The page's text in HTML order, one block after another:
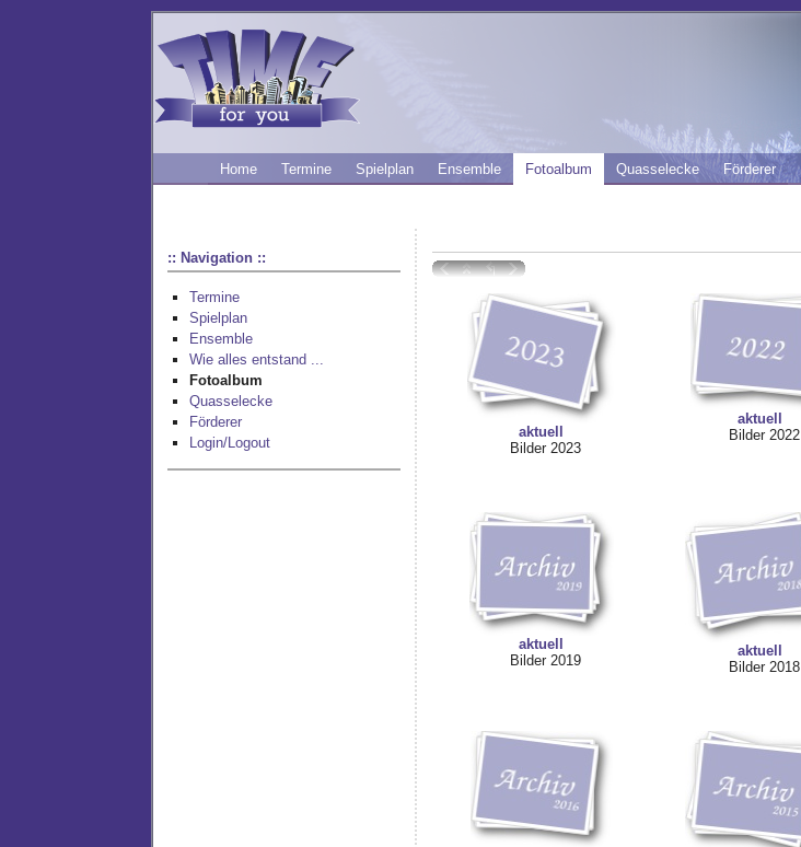
Home Termine Spielplan Ensemble Fotoalbum Quasselecke Förderer
:: Navigation ::
Termine
Spielplan
Ensemble
Wie alles entstand ...
Fotoalbum
Quasselecke
Förderer
Login/Logout
aktuell
Bilder 2023
aktuell
Bilder 2022
aktuell
Bilder 2019
aktuell
Bilder 2018